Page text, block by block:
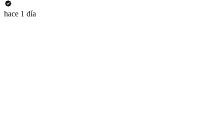
hace 1 día